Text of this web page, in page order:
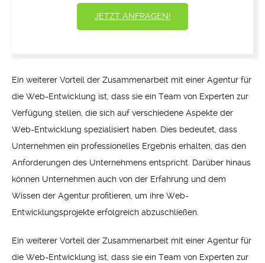
JETZT ANFRAGEN!
Ein weiterer Vorteil der Zusammenarbeit mit einer Agentur für
die Web-Entwicklung ist, dass sie ein Team von Experten zur
Verfügung stellen, die sich auf verschiedene Aspekte der
Web-Entwicklung spezialisiert haben. Dies bedeutet, dass
Unternehmen ein professionelles Ergebnis erhalten, das den
Anforderungen des Unternehmens entspricht. Darüber hinaus
können Unternehmen auch von der Erfahrung und dem
Wissen der Agentur profitieren, um ihre Web-
Entwicklungsprojekte erfolgreich abzuschließen.
Ein weiterer Vorteil der Zusammenarbeit mit einer Agentur für
die Web-Entwicklung ist, dass sie ein Team von Experten zur